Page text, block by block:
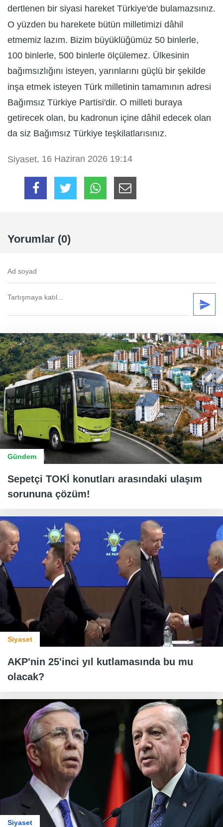
dertlenen bir siyasi hareket Türkiye'de bulamazsınız.
O yüzden bu harekete bütün milletimizi dâhil
etmemiz lazım. Bizim büyüklüğümüz 50 binlerle,
100 binlerle, 500 binlerle ölçülemez. Ülkesinin
bağımsızlığını isteyen, yarınlarını güçlü bir şekilde
inşa etmek isteyen Türk milletinin tamamının adresi
Bağımsız Türkiye Partisi'dir. O milleti buraya
getirecek olan, bu kadronun içine dâhil edecek olan
da siz Bağımsız Türkiye teşkilatlarısınız.
Siyaset, 16 Haziran 2026 19:14
Yorumlar (0)
Gündem
Sepetçi TOKİ konutları arasındaki ulaşım
sorununa çözüm!
Siyaset
AKP'nin 25'inci yıl kutlamasında bu mu
olacak?
Siyaset